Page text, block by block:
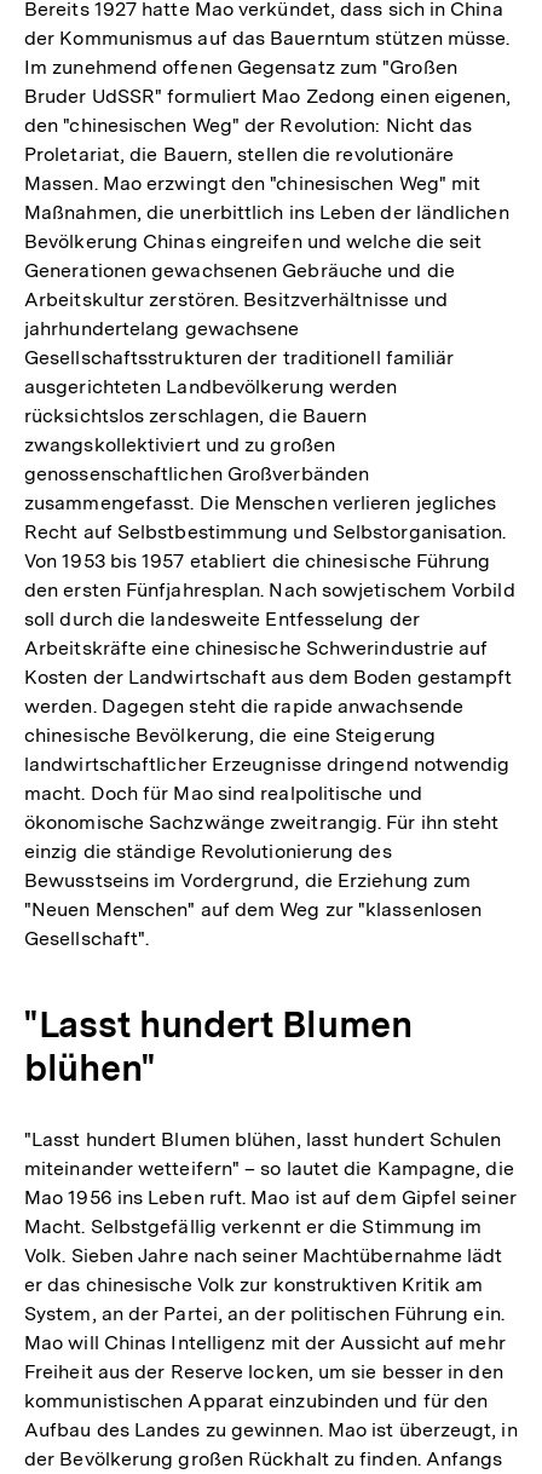
Bereits 1927 hatte Mao verkündet, dass sich in China
der Kommunismus auf das Bauerntum stützen müsse.
Im zunehmend offenen Gegensatz zum "Großen
Bruder UdSSR" formuliert Mao Zedong einen eigenen,
den "chinesischen Weg" der Revolution: Nicht das
Proletariat, die Bauern, stellen die revolutionäre
Massen. Mao erzwingt den "chinesischen Weg" mit
Maßnahmen, die unerbittlich ins Leben der ländlichen
Bevölkerung Chinas eingreifen und welche die seit
Generationen gewachsenen Gebräuche und die
Arbeitskultur zerstören. Besitzverhältnisse und
jahrhundertelang gewachsene
Gesellschaftsstrukturen der traditionell familiär
ausgerichteten Landbevölkerung werden
rücksichtslos zerschlagen, die Bauern
zwangskollektiviert und zu großen
genossenschaftlichen Großverbänden
zusammengefasst. Die Menschen verlieren jegliches
Recht auf Selbstbestimmung und Selbstorganisation.
Von 1953 bis 1957 etabliert die chinesische Führung
den ersten Fünfjahresplan. Nach sowjetischem Vorbild
soll durch die landesweite Entfesselung der
Arbeitskräfte eine chinesische Schwerindustrie auf
Kosten der Landwirtschaft aus dem Boden gestampft
werden. Dagegen steht die rapide anwachsende
chinesische Bevölkerung, die eine Steigerung
landwirtschaftlicher Erzeugnisse dringend notwendig
macht. Doch für Mao sind realpolitische und
ökonomische Sachzwänge zweitrangig. Für ihn steht
einzig die ständige Revolutionierung des
Bewusstseins im Vordergrund, die Erziehung zum
"Neuen Menschen" auf dem Weg zur "klassenlosen
Gesellschaft".
"Lasst hundert Blumen
blühen"
"Lasst hundert Blumen blühen, lasst hundert Schulen
miteinander wetteifern" – so lautet die Kampagne, die
Mao 1956 ins Leben ruft. Mao ist auf dem Gipfel seiner
Macht. Selbstgefällig verkennt er die Stimmung im
Volk. Sieben Jahre nach seiner Machtübernahme lädt
er das chinesische Volk zur konstruktiven Kritik am
System, an der Partei, an der politischen Führung ein.
Mao will Chinas Intelligenz mit der Aussicht auf mehr
Freiheit aus der Reserve locken, um sie besser in den
kommunistischen Apparat einzubinden und für den
Aufbau des Landes zu gewinnen. Mao ist überzeugt, in
der Bevölkerung großen Rückhalt zu finden. Anfangs